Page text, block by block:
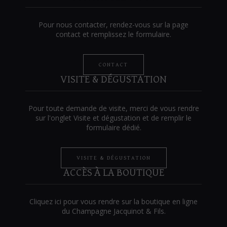
Pour nous contacter, rendez-vous sur la page
contact et remplissez le formulaire.
CONTACT
VISITE & DÉGUSTATION
Pour toute demande de visite, merci de vous rendre
sur l'onglet Visite et dégustation et de remplir le
formulaire dédié.
VISITE & DÉGUSTATION
ACCÈS À LA BOUTIQUE
Cliquez ici pour vous rendre sur la boutique en ligne
du Champagne Jacquinot & Fils.